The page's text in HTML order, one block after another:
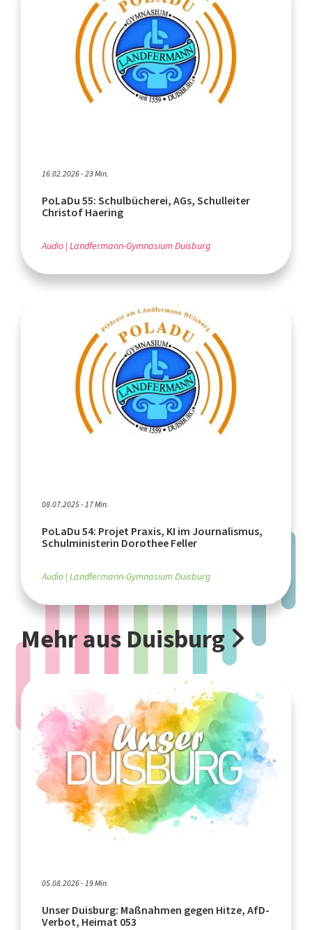
16.02.2026 - 23 Min.
PoLaDu 55: Schulbücherei, AGs, Schulleiter
Christof Haering
Audio Landfermann-Gymnasium Duisburg
08.07.2025 - 17 Min.
PoLaDu 54: Projet Praxis, KI im Journalismus,
Schulministerin Dorothee Feller
Audio Landfermann-Gymnasium Duisburg
Mehr aus Duisburg
05.08.2026 - 19 Min.
Unser Duisburg: Maßnahmen gegen Hitze, AfD-
Verbot, Heimat 053